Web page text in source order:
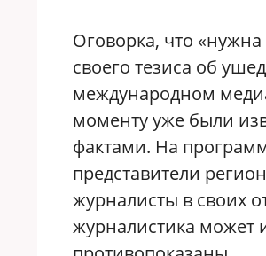
Оговорка, что
своего тезиса об
международном
моменту уже были
фактами. На
представители
журналисты в своих
журналистика может